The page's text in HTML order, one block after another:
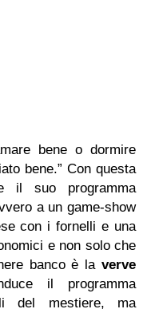
bene o dormire
bene.” Con questa
il suo programma
a un game-show
con i fornelli e una
e non solo che
banco è la verve
il programma
del mestiere, ma